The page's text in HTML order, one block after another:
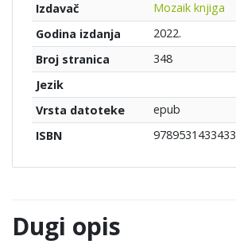
Izdavač
Mozaik knjiga
Godina izdanja
2022.
Broj stranica
348
Jezik
Vrsta datoteke
epub
ISBN
9789531433433
Dugi opis